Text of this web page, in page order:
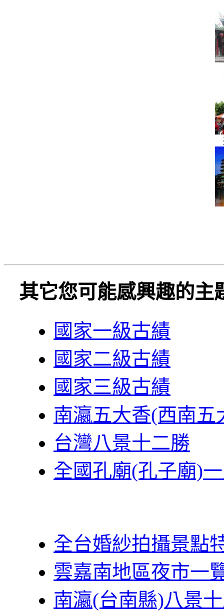
其它您可能感興趣的主
國家一級古績
國家二級古績
國家三級古績
南瀛五大香(西南五
台灣八景十二勝
全國孔廟(孔子廟)
全台婚紗拍攝景點
雲嘉南地區夜市一
南瀛(台南縣)八景